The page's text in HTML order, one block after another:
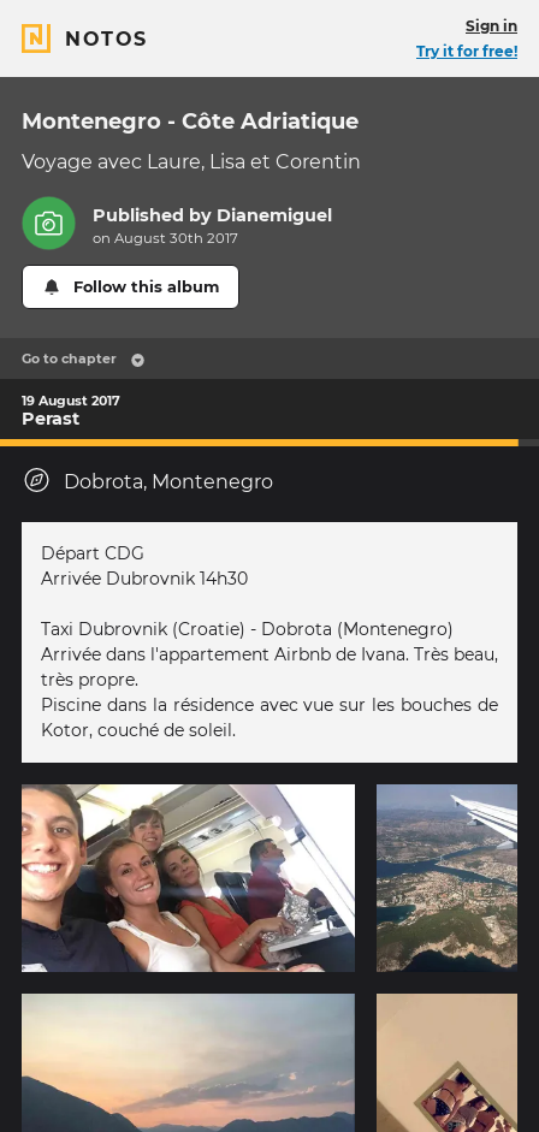
NOTOS
Sign in
Try it for free!
Montenegro - Côte Adriatique
Voyage avec Laure, Lisa et Corentin
Published by Dianemiguel
on August 30th 2017
Follow this album
Go to chapter
19 August 2017
Perast
Dobrota, Montenegro
Départ CDG
Arrivée Dubrovnik 14h30
Taxi Dubrovnik (Croatie) - Dobrota (Montenegro)
Arrivée dans l'appartement Airbnb de Ivana. Très beau,
très propre.
Piscine dans la résidence avec vue sur les bouches de
Kotor, couché de soleil.